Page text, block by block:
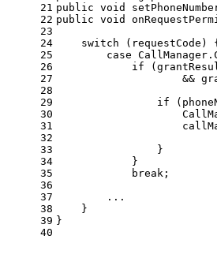
21
22
23
24
25
26
27
28
29
30
31
32
33
34
35
36
37
38
39
40
public void
public void
switch (requestCode)
case
if
&&
if
                }
            }
break ;
        ...
    }
}